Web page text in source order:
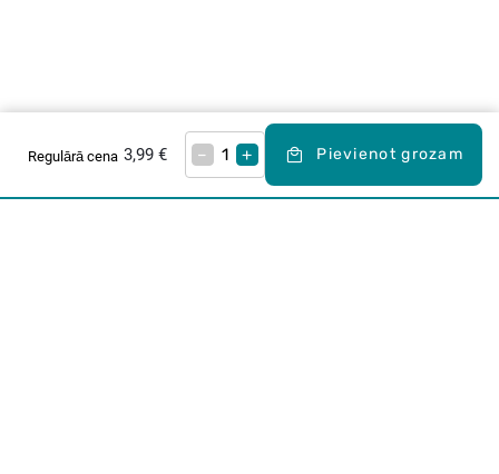
Regulārā cena 3,99 € – + Pievienot grozam